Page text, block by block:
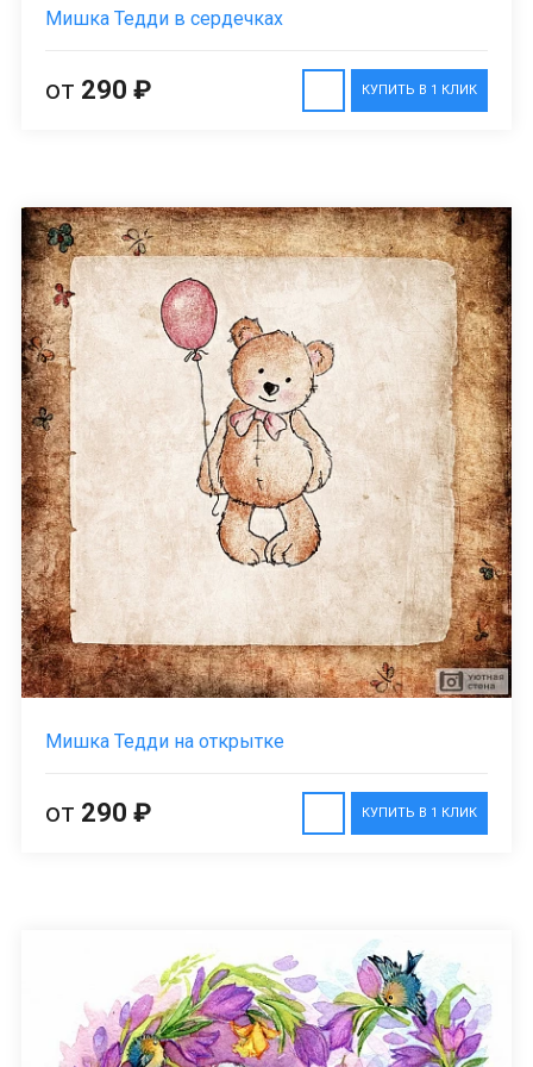
Мишка Тедди в сердечках
КУПИТЬ В 1 КЛИК
от 290 ₽
Мишка Тедди на открытке
КУПИТЬ В 1 КЛИК
от 290 ₽